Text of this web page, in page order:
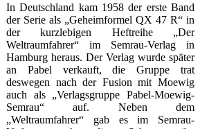
In Deutschland kam 1958 der erste Band
der Serie als „Geheimformel QX 47 R“ in
der kurzlebigen Heftreihe „Der
Weltraumfahrer“ im Semrau-Verlag in
Hamburg heraus. Der Verlag wurde später
an Pabel verkauft, die Gruppe trat
deswegen nach der Fusion mit Moewig
auch als „Verlagsgruppe Pabel-Moewig-
Semrau“ auf. Neben dem
„Weltraumfahrer“ gab es im Semrau-